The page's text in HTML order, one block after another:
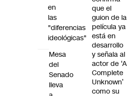
que el
guion de la
película ya
está en
desarrollo
y señala al
actor de ‘A
Complete
Unknown’
como su
en
las
"diferencias
ideológicas"
Mesa
del
Senado
lleva